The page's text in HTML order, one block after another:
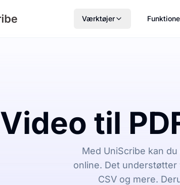
Værktøjer
Video til
Med UniScribe kan
online. Det understøtter
CSV og mere.